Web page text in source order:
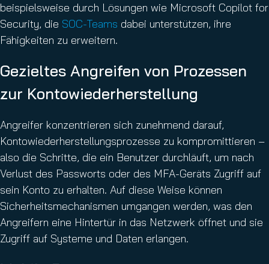
beispielsweise durch Lösungen wie Microsoft Copilot for
Security, die SOC-Teams dabei unterstützen, ihre
Fähigkeiten zu erweitern.
Gezieltes Angreifen von Prozessen
zur Kontowiederherstellung
Angreifer konzentrieren sich zunehmend darauf,
Kontowiederherstellungsprozesse zu kompromittieren –
also die Schritte, die ein Benutzer durchläuft, um nach
Verlust des Passworts oder des MFA-Geräts Zugriff auf
sein Konto zu erhalten. Auf diese Weise können
Sicherheitsmechanismen umgangen werden, was den
Angreifern eine Hintertür in das Netzwerk öffnet und sie
Zugriff auf Systeme und Daten erlangen.